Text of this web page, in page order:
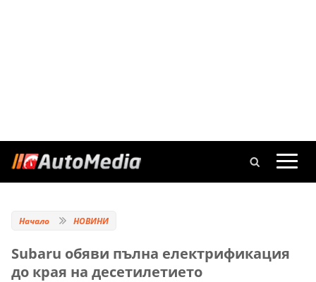
Начало НОВИНИ
Subaru обяви пълна електрификация
до края на десетилетието